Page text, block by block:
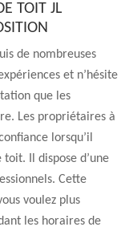
TOIT JL
de nombreuses
et n’hésite
que les
Les propriétaires à
lorsqu’il
Il dispose d’une
Cette
voulez plus
les horaires de